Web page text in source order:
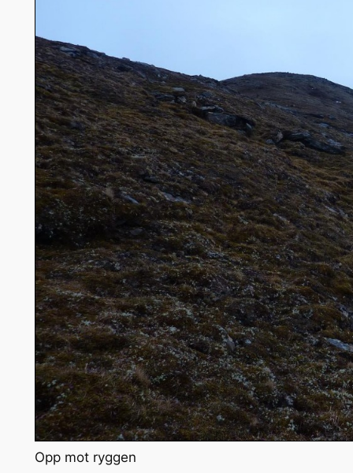
Opp mot ryggen